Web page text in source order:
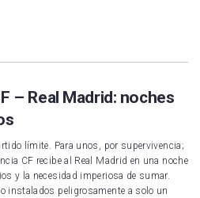
– Real Madrid: noches
límite. Para unos, por supervivencia;
CF recibe al Real Madrid en una noche
y la necesidad imperiosa de sumar.
instalados peligrosamente a solo un